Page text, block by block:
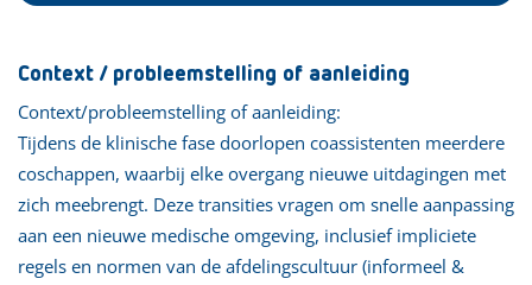
Context / probleemstelling of aanleiding
Context/probleemstelling of aanleiding:
Tijdens de klinische fase doorlopen coassistenten meerdere
coschappen, waarbij elke overgang nieuwe uitdagingen met
zich meebrengt. Deze transities vragen om snelle aanpassing
aan een nieuwe medische omgeving, inclusief impliciete
regels en normen van de afdelingscultuur (informeel &